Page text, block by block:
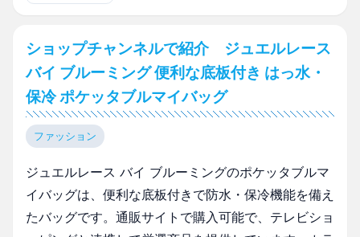
ショップチャンネルで紹介 ジュエルレース
バイ ブルーミング 便利な底板付き はっ水・
保冷 ポケッタブルマイバッグ
ファッション
ジュエルレース バイ ブルーミングのポケッタブルマ
イバッグは、便利な底板付きで防水・保冷機能を備え
たバッグです。通販サイトで購入可能で、テレビショ